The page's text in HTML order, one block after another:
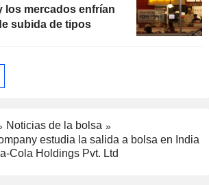
los mercados enfrían
subida de tipos
Noticias de la bolsa
estudia la salida a bolsa en India
Cola Holdings Pvt. Ltd